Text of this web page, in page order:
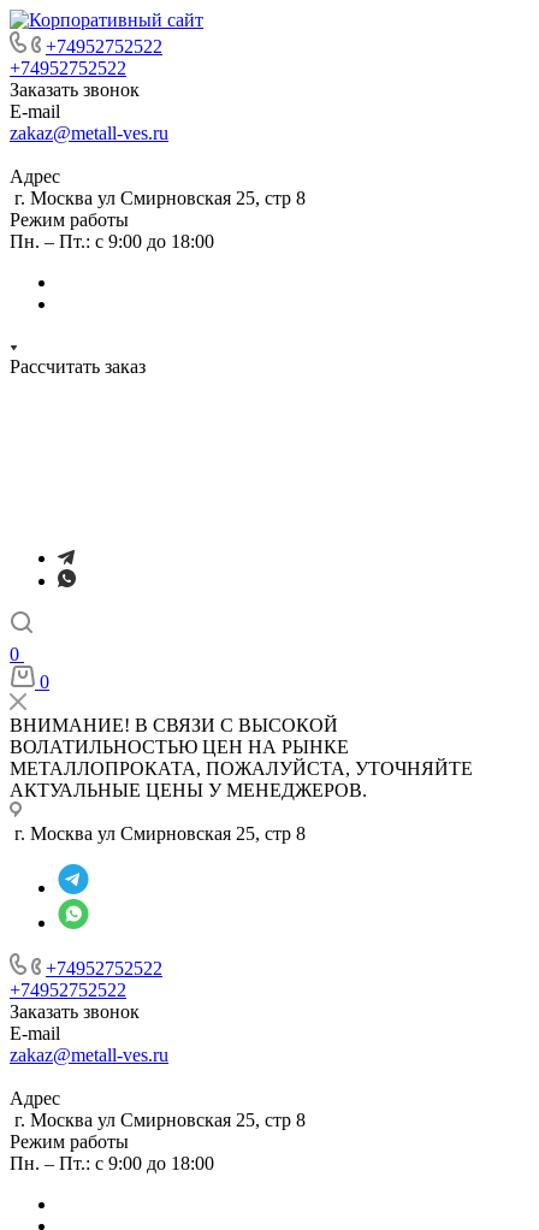
+74952752522
+74952752522
Заказать звонок
E-mail
zakaz@metall-ves.ru
Адрес
г. Москва ул Смирновская 25, стр 8
Режим работы
Пн. – Пт.: с 9:00 до 18:00
Рассчитать заказ
0
0
ВНИМАНИЕ! В СВЯЗИ С ВЫСОКОЙ
ВОЛАТИЛЬНОСТЬЮ ЦЕН НА РЫНКЕ
МЕТАЛЛОПРОКАТА, ПОЖАЛУЙСТА, УТОЧНЯЙТЕ
АКТУАЛЬНЫЕ ЦЕНЫ У МЕНЕДЖЕРОВ.
г. Москва ул Смирновская 25, стр 8
+74952752522
+74952752522
Заказать звонок
E-mail
zakaz@metall-ves.ru
Адрес
г. Москва ул Смирновская 25, стр 8
Режим работы
Пн. – Пт.: с 9:00 до 18:00